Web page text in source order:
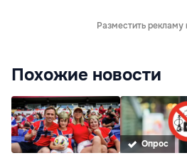
Разместить рекламу
Похожие новости
Опрос